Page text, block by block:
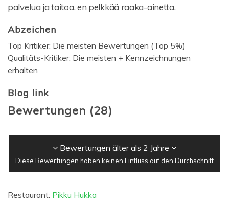
palvelua ja taitoa, en pelkkää raaka-ainetta.
Abzeichen
Top Kritiker: Die meisten Bewertungen (Top 5%)
Qualitäts-Kritiker: Die meisten + Kennzeichnungen
erhalten
Blog link
Bewertungen (28)
Bewertungen älter als 2 Jahre
Diese Bewertungen haben keinen Einfluss auf den Durchschnitt
Restaurant: Pikku Hukka